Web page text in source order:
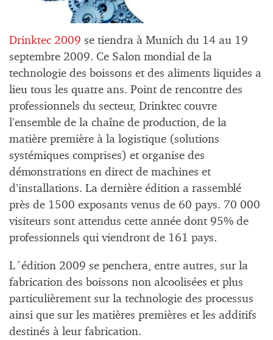
Drinktec 2009 se tiendra à Munich du 14 au 19
septembre 2009. Ce Salon mondial de la
technologie des boissons et des aliments liquides a
lieu tous les quatre ans. Point de rencontre des
professionnels du secteur, Drinktec couvre
l’ensemble de la chaîne de production, de la
matière première à la logistique (solutions
systémiques comprises) et organise des
démonstrations en direct de machines et
d’installations. La dernière édition a rassemblé
près de 1500 exposants venus de 60 pays. 70 000
visiteurs sont attendus cette année dont 95% de
professionnels qui viendront de 161 pays.
L´édition 2009 se penchera, entre autres, sur la
fabrication des boissons non alcoolisées et plus
particulièrement sur la technologie des processus
ainsi que sur les matières premières et les additifs
destinés à leur fabrication.